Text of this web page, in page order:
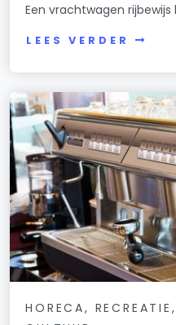
Een vrachtwagen
LEES VERDER
HORECA,